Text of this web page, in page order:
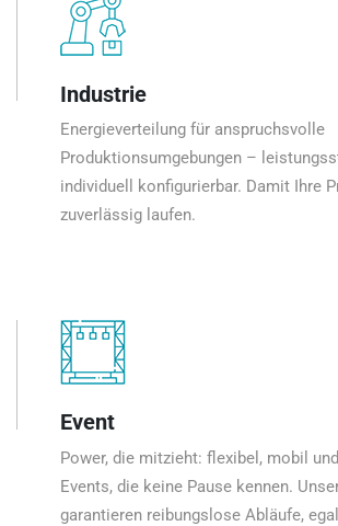
Industrie
Energieverteilung für anspruchsvolle
Produktionsumgebungen –
individuell konfigurierbar. Damit Ihre
zuverlässig laufen.
Event
Power, die mitzieht: flexibel, mobil
Events, die keine Pause kennen.
garantieren reibungslose Abläufe,